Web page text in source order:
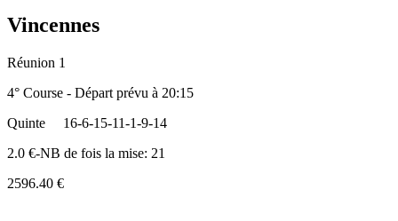
Vincennes
Réunion 1
4° Course - Départ prévu à 20:15
Quinte
16-6-15-11-1-9-14
2.0 €-NB de fois la mise: 21
2596.40 €